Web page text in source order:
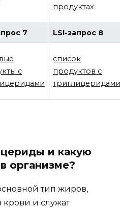
продуктах
7 LSI-запрос 8
с
список
продуктов с
и какую
организме?
тип жиров,
крови и служат